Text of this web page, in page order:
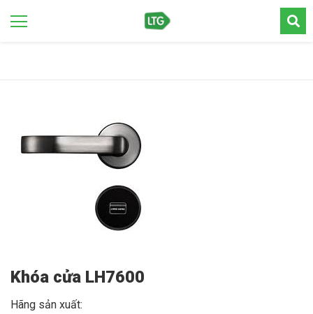
Khóa cửa LH7600
Hãng sản xuất: